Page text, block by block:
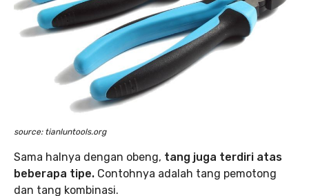
source: tianluntools.org
Sama halnya dengan obeng, tang juga terdiri atas
beberapa tipe. Contohnya adalah tang pemotong
dan tang kombinasi.